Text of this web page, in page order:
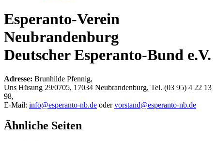
Esperanto-Verein
Neubrandenburg
Deutscher Esperanto-Bund e.V.
Adresse: Brunhilde Pfennig,
Uns Hüsung 29/0705, 17034 Neubrandenburg, Tel. (03 95) 4 22 13
98,
E-Mail: info@esperanto-nb.de odervorstand@esperanto-nb.de
Ähnliche Seiten